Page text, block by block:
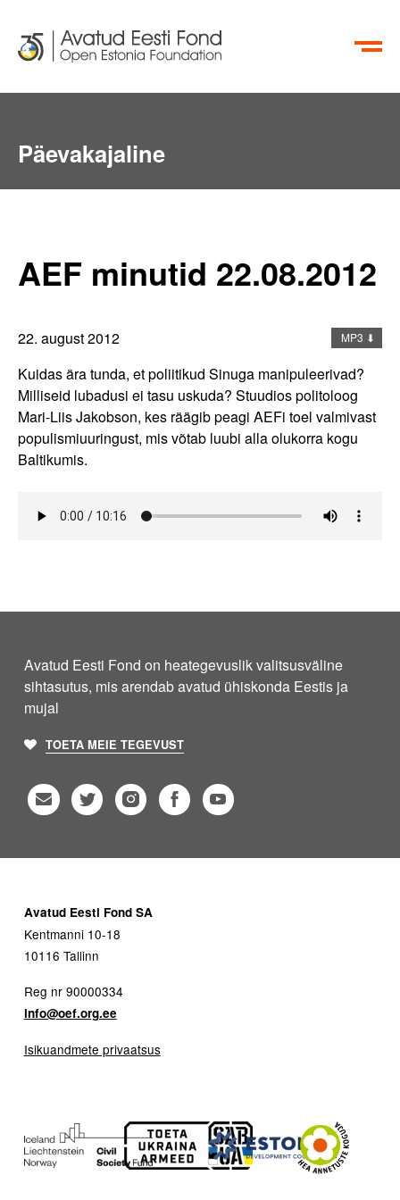
EN RU
Aktiivsete Kodanike Fond
Päevakajaline
AEF minutid 22.08.2012
22. august 2012 MP3 ⬇
Kuidas ära tunda, et poliitikud Sinuga manipuleerivad?
Milliseid lubadusi ei tasu uskuda? Stuudios politoloog
Mari-Liis Jakobson, kes räägib peagi AEFi toel valmivast
populismiuuringust, mis võtab luubi alla olukorra kogu
Baltikumis.
Avatud Eesti Fond on heategevuslik valitsusväline
sihtasutus, mis arendab avatud ühiskonda Eestis ja
mujal
TOETA MEIE TEGEVUST
Avatud Eesti Fond SA
Kentmanni 10-18
10116 Tallinn
Reg nr 90000334
info@oef.org.ee
Isikuandmete privaatsus